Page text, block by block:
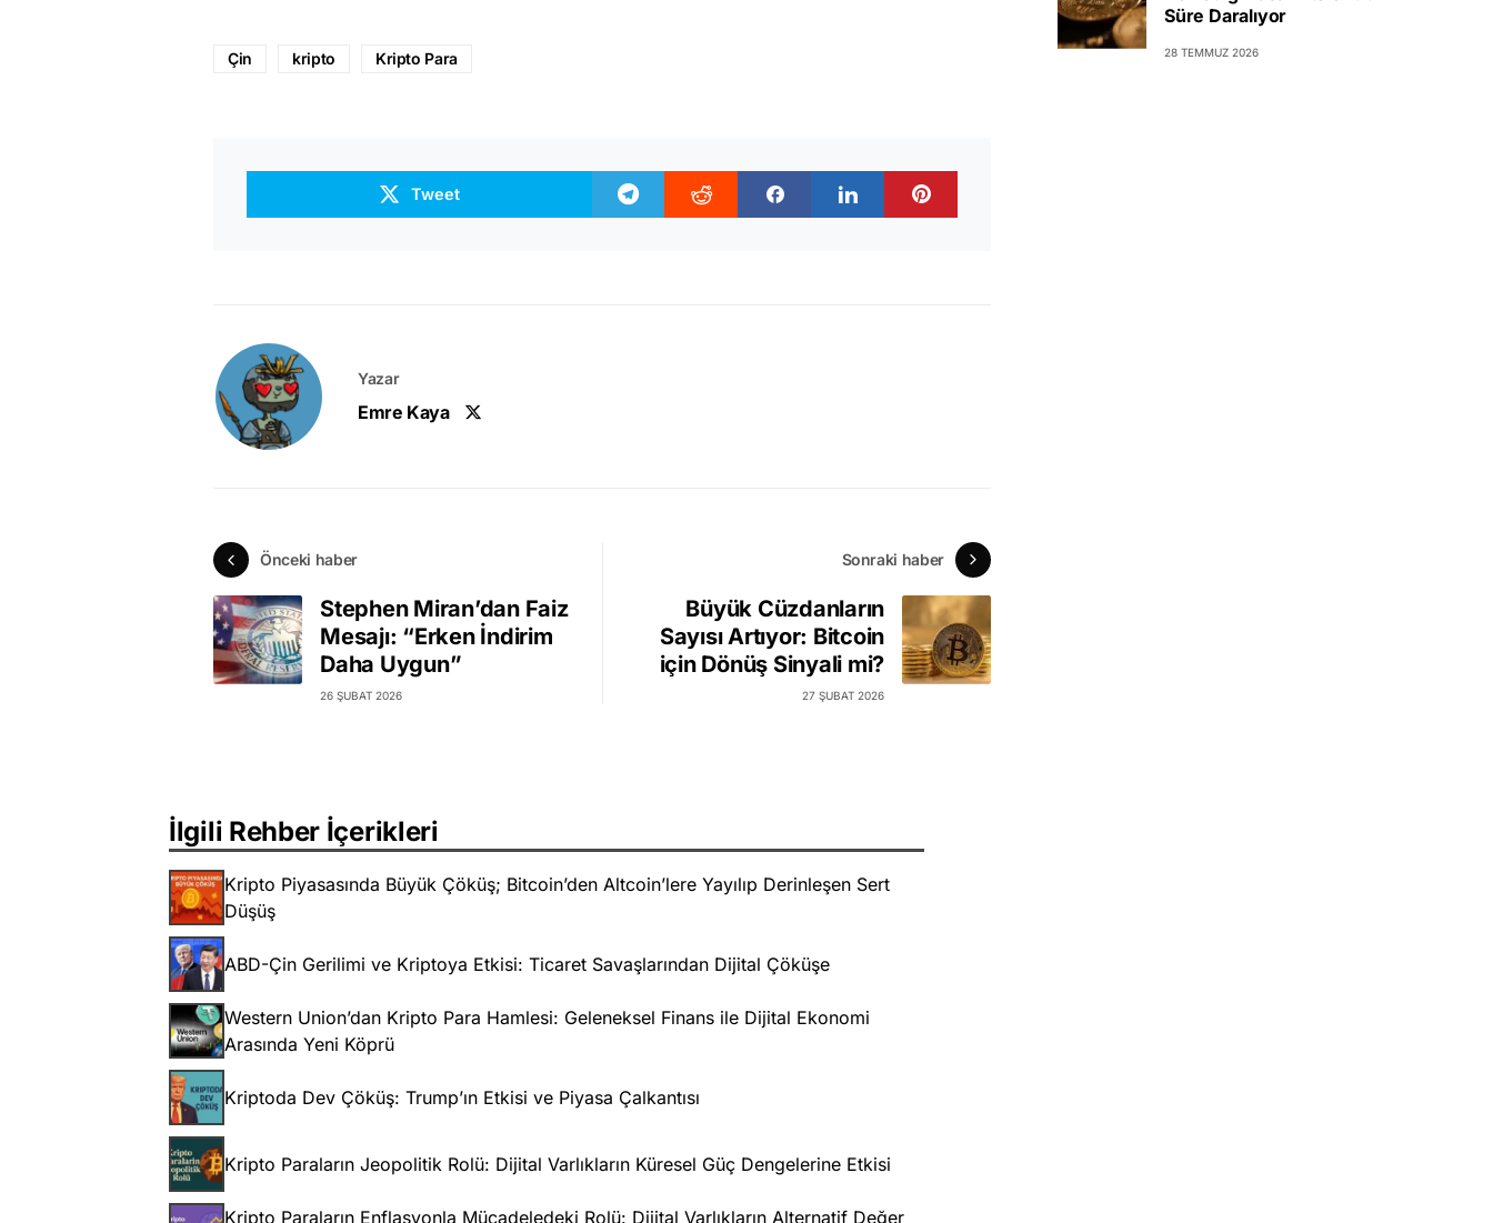
Çin kripto Kripto Para
Tweet
Yazar
Emre Kaya
Önceki haber
Stephen Miran’dan Faiz
Mesajı: “Erken İndirim
Daha Uygun”
26 ŞUBAT 2026
Sonraki haber
Büyük Cüzdanların
Sayısı Artıyor: Bitcoin
için Dönüş Sinyali mi?
27 ŞUBAT 2026
İlgili Rehber İçerikleri
Kripto Piyasasında Büyük Çöküş; Bitcoin’den Altcoin’lere Yayılıp Derinleşen Sert
Düşüş
ABD-Çin Gerilimi ve Kriptoya Etkisi: Ticaret Savaşlarından Dijital Çöküşe
Western Union’dan Kripto Para Hamlesi: Geleneksel Finans ile Dijital Ekonomi
Arasında Yeni Köprü
Kriptoda Dev Çöküş: Trump’ın Etkisi ve Piyasa Çalkantısı
Kripto Paraların Jeopolitik Rolü: Dijital Varlıkların Küresel Güç Dengelerine Etkisi
Kripto Paraların Enflasyonla Mücadeledeki Rolü: Dijital Varlıkların Alternatif Değer
Süre Daralıyor
28 TEMMUZ 2026